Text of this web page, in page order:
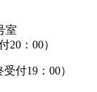
室
：00）
19：00）